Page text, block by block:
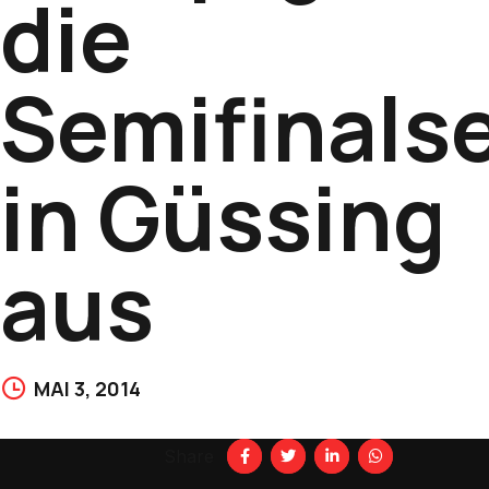
die
in Güssing
aus
MAI 3, 2014